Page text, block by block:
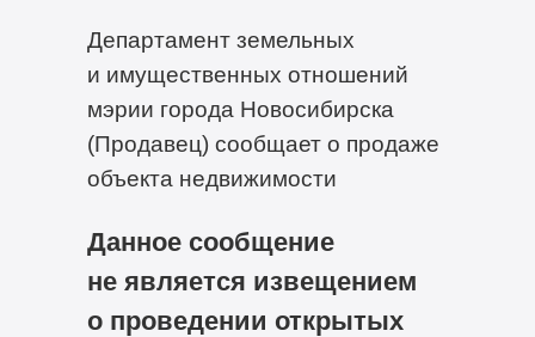
Департамент земельных
и имущественных отношений
мэрии города Новосибирска
(Продавец) сообщает о продаже
объекта недвижимости
Данное сообщение
не является извещением
о проведении открытых